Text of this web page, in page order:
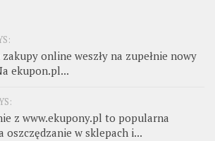
online weszły na zupełnie nowy
ekupon.pl...
z www.ekupony.pl to popularna
oszczędzanie w sklepach i...